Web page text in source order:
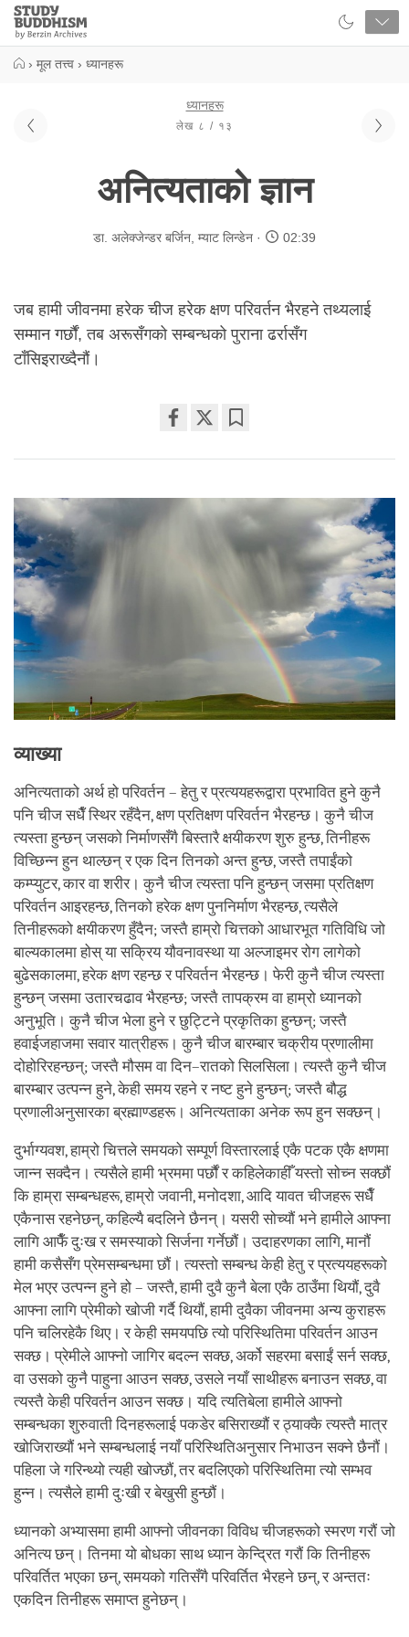
Close
Study
Buddhism
› मूल तत्त्व › ध्यानहरू
ध्यानहरू
लेख ८ / १३
अनित्यताको ज्ञान
डा. अलेक्जेन्डर बर्जिन म्याट लिन्डेन 02:39
जब हामी जीवनमा हरेक चीज हरेक क्षण परिवर्तन भैरहने तथ्यलाई
सम्मान गर्छौं, तब अरूसँगको सम्बन्धको पुराना ढर्रासँग
टाँसिइराख्दैनौं।
on
व्याख्या
अनित्यताको अर्थ हो परिवर्तन – हेतु र प्रत्ययहरूद्वारा प्रभावित हुने कुनै
पनि चीज सधैँ स्थिर रहँदैन, क्षण प्रतिक्षण परिवर्तन भैरहन्छ। कुनै चीज
त्यस्ता हुन्छन् जसको निर्माणसँगै बिस्तारै क्षयीकरण शुरु हुन्छ, तिनीहरू
विच्छिन्न हुन थाल्छन् र एक दिन तिनको अन्त हुन्छ, जस्तै तपाईंको
कम्प्युटर, कार वा शरीर। कुनै चीज त्यस्ता पनि हुन्छन् जसमा प्रतिक्षण
परिवर्तन आइरहन्छ, तिनको हरेक क्षण पुननिर्माण भैरहन्छ, त्यसैले
तिनीहरूको क्षयीकरण हुँदैन; जस्तै हाम्रो चित्तको आधारभूत गतिविधि जो
बाल्यकालमा होस् या सक्रिय यौवनावस्था या अल्जाइमर रोग लागेको
बुढेसकालमा, हरेक क्षण रहन्छ र परिवर्तन भैरहन्छ। फेरी कुनै चीज त्यस्ता
हुन्छन् जसमा उतारचढाव भैरहन्छ; जस्तै तापक्रम वा हाम्रो ध्यानको
अनुभूति। कुनै चीज भेला हुने र छुट्टिने प्रकृतिका हुन्छन्; जस्तै
हवाईजहाजमा सवार यात्रीहरू। कुनै चीज बारम्बार चक्रीय प्रणालीमा
दोहोरिरहन्छन्; जस्तै मौसम वा दिन–रातको सिलसिला। त्यस्तै कुनै चीज
बारम्बार उत्पन्न हुने, केही समय रहने र नष्ट हुने हुन्छन्; जस्तै बौद्ध
प्रणालीअनुसारका ब्रह्माण्डहरू। अनित्यताका अनेक रूप हुन सक्छन्।
दुर्भाग्यवश, हाम्रो चित्तले समयको सम्पूर्ण विस्तारलाई एकै पटक एकै क्षणमा
जान्न सक्दैन। त्यसैले हामी भ्रममा पर्छौं र कहिलेकाहीँ यस्तो सोच्न सक्छौं
कि हाम्रा सम्बन्धहरू, हाम्रो जवानी, मनोदशा, आदि यावत चीजहरू सधैँ
एकैनास रहनेछन्, कहिल्यै बदलिने छैनन्। यसरी सोच्यौं भने हामीले आफ्ना
लागि आफैँ दुःख र समस्याको सिर्जना गर्नेछौं। उदाहरणका लागि, मानौं
हामी कसैसँग प्रेमसम्बन्धमा छौं। त्यस्तो सम्बन्ध केही हेतु र प्रत्ययहरूको
मेल भएर उत्पन्न हुने हो – जस्तै, हामी दुवै कुनै बेला एकै ठाउँमा थियौं, दुवै
आफ्ना लागि प्रेमीको खोजी गर्दै थियौं, हामी दुवैका जीवनमा अन्य कुराहरू
पनि चलिरहेकै थिए। र केही समयपछि त्यो परिस्थितिमा परिवर्तन आउन
सक्छ। प्रेमीले आफ्नो जागिर बदल्न सक्छ, अर्को सहरमा बसाईं सर्न सक्छ,
वा उसको कुनै पाहुना आउन सक्छ, उसले नयाँ साथीहरू बनाउन सक्छ, वा
त्यस्तै केही परिवर्तन आउन सक्छ। यदि त्यतिबेला हामीले आफ्नो
सम्बन्धका शुरुवाती दिनहरूलाई पकडेर बसिराख्यौं र ठ्याक्कै त्यस्तै मात्र
खोजिराख्यौं भने सम्बन्धलाई नयाँ परिस्थितिअनुसार निभाउन सक्ने छैनौं।
पहिला जे गरिन्थ्यो त्यही खोज्छौं, तर बदलिएको परिस्थितिमा त्यो सम्भव
हुन्न। त्यसैले हामी दुःखी र बेखुसी हुन्छौं।
ध्यानको अभ्यासमा हामी आफ्नो जीवनका विविध चीजहरूको स्मरण गरौं जो
अनित्य छन्। तिनमा यो बोधका साथ ध्यान केन्द्रित गरौं कि तिनीहरू
परिवर्तित भएका छन्, समयको गतिसँगै परिवर्तित भैरहने छन्, र अन्ततः
एकदिन तिनीहरू समाप्त हुनेछन्।